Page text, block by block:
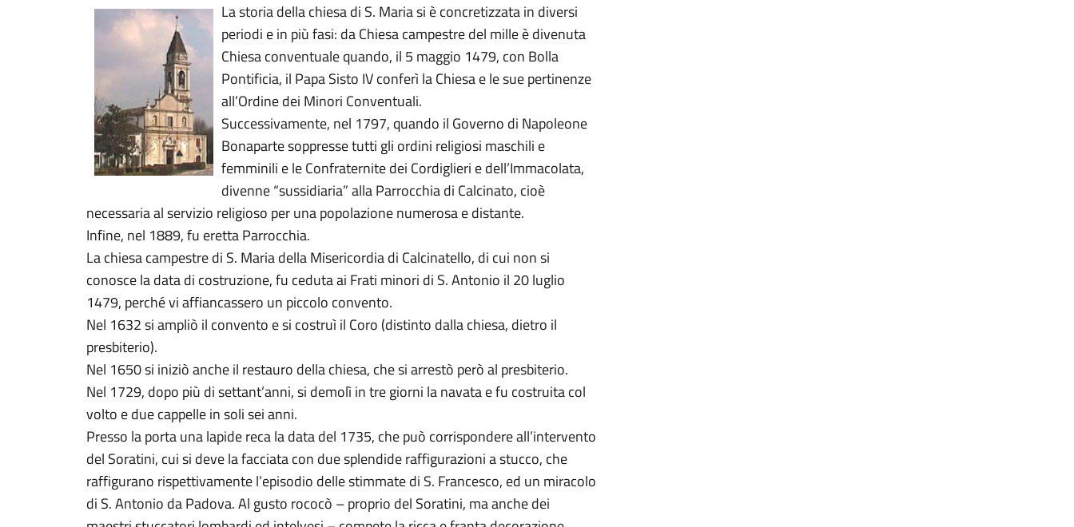
La storia della chiesa di S. Maria si è concretizzata in diversi
periodi e in più fasi: da Chiesa campestre del mille è divenuta
Chiesa conventuale quando, il 5 maggio 1479, con Bolla
Pontificia, il Papa Sisto IV conferì la Chiesa e le sue pertinenze
all’Ordine dei Minori Conventuali.
Successivamente, nel 1797, quando il Governo di Napoleone
Bonaparte soppresse tutti gli ordini religiosi maschili e
femminili e le Confraternite dei Cordiglieri e dell’Immacolata,
divenne “sussidiaria” alla Parrocchia di Calcinato, cioè
necessaria al servizio religioso per una popolazione numerosa e distante.
Infine, nel 1889, fu eretta Parrocchia.
La chiesa campestre di S. Maria della Misericordia di Calcinatello, di cui non si
conosce la data di costruzione, fu ceduta ai Frati minori di S. Antonio il 20 luglio
1479, perché vi affiancassero un piccolo convento.
Nel 1632 si ampliò il convento e si costruì il Coro (distinto dalla chiesa, dietro il
presbiterio).
Nel 1650 si iniziò anche il restauro della chiesa, che si arrestò però al presbiterio.
Nel 1729, dopo più di settant’anni, si demolì in tre giorni la navata e fu costruita col
volto e due cappelle in soli sei anni.
Presso la porta una lapide reca la data del 1735, che può corrispondere all’intervento
del Soratini, cui si deve la facciata con due splendide raffigurazioni a stucco, che
raffigurano rispettivamente l’episodio delle stimmate di S. Francesco, ed un miracolo
di S. Antonio da Padova. Al gusto rococò – proprio del Soratini, ma anche dei